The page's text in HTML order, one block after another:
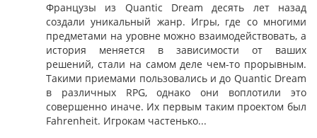
Французы из Quantic Dream десять лет назад
создали уникальный жанр. Игры, где со многими
предметами на уровне можно взаимодействовать, а
история меняется в зависимости от ваших
решений, стали на самом деле чем-то прорывным.
Такими приемами пользовались и до Quantic Dream
в различных RPG, однако они воплотили это
совершенно иначе. Их первым таким проектом был
Fahrenheit. Игрокам частенько...